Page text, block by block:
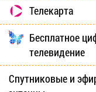
Телекарта
Бесплатное
телевидение
Спутниковые и